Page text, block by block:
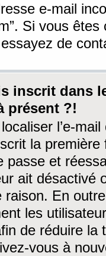
e-mail
Si vous
de
inscrit dans
présent ?!
l’e-
la première
passe et
ait désactivé
raison. En
les
de réduire la
vous à